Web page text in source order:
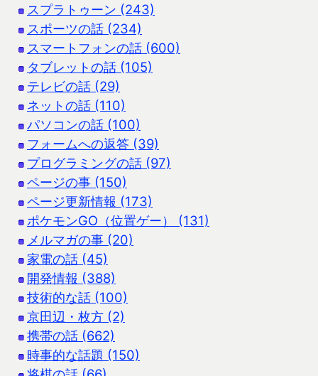
スプラトゥーン (243)
スポーツの話 (234)
スマートフォンの話 (600)
タブレットの話 (105)
テレビの話 (29)
ネットの話 (110)
パソコンの話 (100)
フォームへの返答 (39)
プログラミングの話 (97)
ページの事 (150)
ページ更新情報 (173)
ポケモンGO（位置ゲー） (131)
メルマガの事 (20)
家電の話 (45)
開発情報 (388)
技術的な話 (100)
京田辺・枚方 (2)
携帯の話 (662)
時事的な話題 (150)